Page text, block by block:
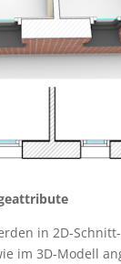
in 2D-
im 3D-Modell